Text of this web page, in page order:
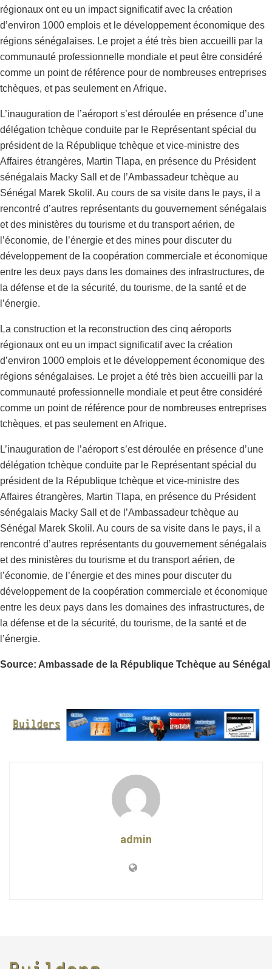
régionaux ont eu un impact significatif avec la création
d’environ 1000 emplois et le développement économique des
régions sénégalaises. Le projet a été très bien accueilli par la
communauté professionnelle mondiale et peut être considéré
comme un point de référence pour de nombreuses entreprises
tchèques, et pas seulement en Afrique.
L’inauguration de l’aéroport s’est déroulée en présence d’une
délégation tchèque conduite par le Représentant spécial du
président de la République tchèque et vice-ministre des
Affaires étrangères, Martin Tlapa, en présence du Président
sénégalais Macky Sall et de l’Ambassadeur tchèque au
Sénégal Marek Skolil. Au cours de sa visite dans le pays, il a
rencontré d’autres représentants du gouvernement sénégalais
et des ministères du tourisme et du transport aérien, de
l’économie, de l’énergie et des mines pour discuter du
développement de la coopération commerciale et économique
entre les deux pays dans les domaines des infrastructures, de
la défense et de la sécurité, du tourisme, de la santé et de
l’énergie.
La construction et la reconstruction des cinq aéroports
régionaux ont eu un impact significatif avec la création
d’environ 1000 emplois et le développement économique des
régions sénégalaises. Le projet a été très bien accueilli par la
communauté professionnelle mondiale et peut être considéré
comme un point de référence pour de nombreuses entreprises
tchèques, et pas seulement en Afrique.
L’inauguration de l’aéroport s’est déroulée en présence d’une
délégation tchèque conduite par le Représentant spécial du
président de la République tchèque et vice-ministre des
Affaires étrangères, Martin Tlapa, en présence du Président
sénégalais Macky Sall et de l’Ambassadeur tchèque au
Sénégal Marek Skolil. Au cours de sa visite dans le pays, il a
rencontré d’autres représentants du gouvernement sénégalais
et des ministères du tourisme et du transport aérien, de
l’économie, de l’énergie et des mines pour discuter du
développement de la coopération commerciale et économique
entre les deux pays dans les domaines des infrastructures, de
la défense et de la sécurité, du tourisme, de la santé et de
l’énergie.
Source: Ambassade de la République Tchèque au Sénégal
admin